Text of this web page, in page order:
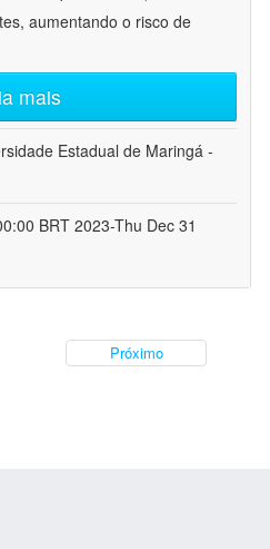
aumentando o risco de
mais
Estadual de Maringá -
BRT 2023-Thu Dec 31
Próximo